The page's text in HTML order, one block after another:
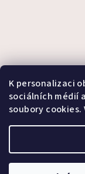
K personalizaci
sociálních médií
soubory cookies.